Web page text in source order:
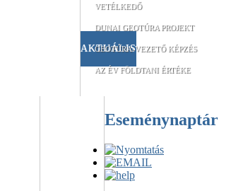
AKTUÁLIS
VETÉLKEDŐ
DUNAI GEOTÚRA PROJEKT
GEOTÚRA-VEZETŐ KÉPZÉS
AZ ÉV FÖLDTANI ÉRTÉKE
Eseménynaptár